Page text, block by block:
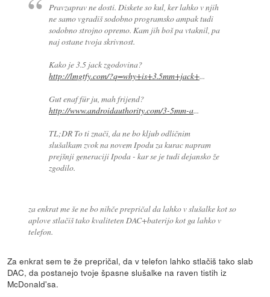
Pravzaprav ne dosti. Diskete so kul, ker lahko v njih
ne samo vgradiš sodobno programsko ampak tudi
sodobno strojno opremo. Kam jih boš pa vtaknil, pa
naj ostane tvoja skrivnost.
Kako je 3.5 jack zgodovina?
http://lmgtfy.com/?q=why+is+3.5mm+jack+...
Gut enaf für ju, mah frijend?
http://www.androidauthority.com/3-5mm-a...
TL;DR To ti znači, da ne bo kljub odličnim
slušalkam zvok na novem Ipodu za kurac napram
prejšnji generaciji Ipoda - kar se je tudi dejansko že
zgodilo.
za enkrat me še ne bo nihče prepričal da lahko v slušalke kot so
aplove stlačiš tako kvaliteten DAC+baterijo kot ga lahko v
telefon.
Za enkrat sem te že prepričal, da v telefon lahko stlačiš tako slab
DAC, da postanejo tvoje špasne slušalke na raven tistih iz
McDonald'sa.